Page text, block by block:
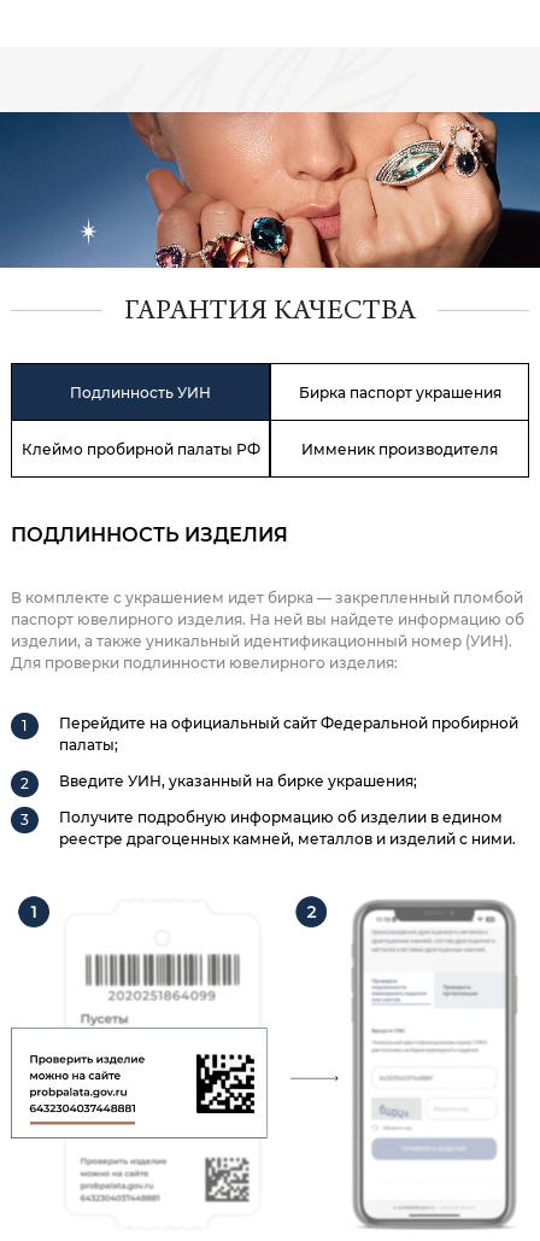
ГАРАНТИЯ КАЧЕСТВА
Подлинность УИН Бирка паспорт украшения
Клеймо пробирной палаты РФ Имменик производителя
ПОДЛИННОСТЬ ИЗДЕЛИЯ
В комплекте с украшением идет бирка — закрепленный пломбой
паспорт ювелирного изделия. На ней вы найдете информацию об
изделии, а также уникальный идентификационный номер (УИН).
Для проверки подлинности ювелирного изделия:
Перейдите на официальный сайт Федеральной пробирной
палаты;
Введите УИН, указанный на бирке украшения;
Получите подробную информацию об изделии в едином
реестре драгоценных камней, металлов и изделий с ними.